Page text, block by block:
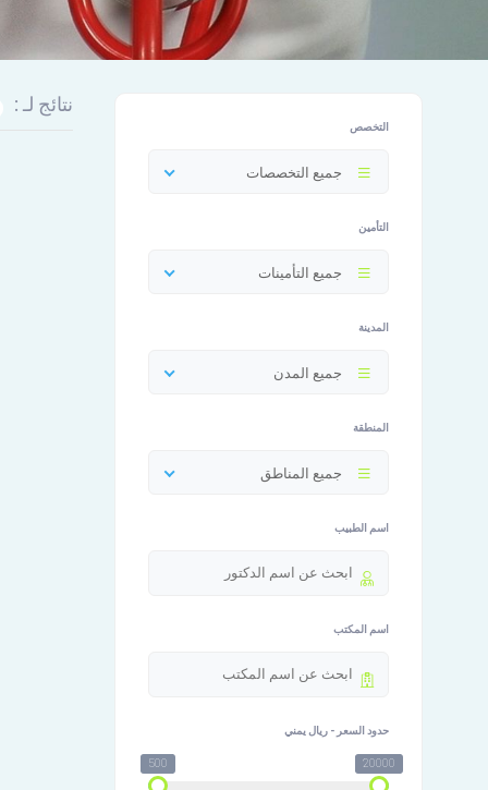
التخصص
جميع التخصصات
التأمين
جميع التأمينات
المدينة
جميع المدن
المنطقة
جميع المناطق
اسم الطبيب
اسم المكتب
حدود السعر - ريال يمني
500 20000
نتائج لـ :